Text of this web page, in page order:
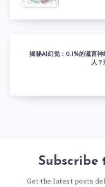
揭秘AI幻觉：0.1%的谎言神
人？
Subscribe
Get the latest posts